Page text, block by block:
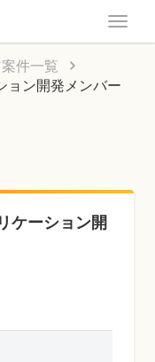
Toggle
件一覧
ョン開発メンバー
ケーション開